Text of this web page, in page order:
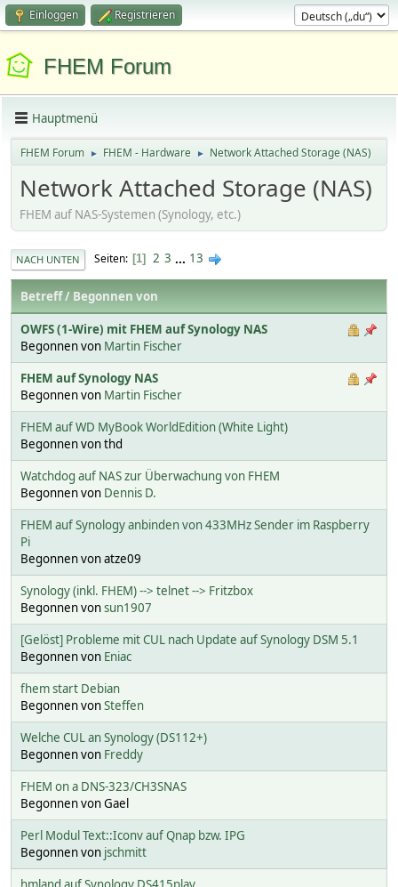
Einloggen Registrieren
FHEM Forum
Hauptmenü
FHEM Forum ► FHEM - Hardware ► Network Attached Storage (NAS)
Network Attached Storage (NAS)
FHEM auf NAS-Systemen (Synology, etc.)
NACH UNTEN Seiten 1 2 3 ... 13
Betreff/ Begonnen von
OWFS (1-Wire) mit FHEM auf Synology NAS
Begonnen von Martin Fischer
FHEM auf Synology NAS
Begonnen von Martin Fischer
FHEM auf WD MyBook WorldEdition (White Light)
Begonnen von thd
Watchdog auf NAS zur Überwachung von FHEM
Begonnen von Dennis D.
FHEM auf Synology anbinden von 433MHz Sender im Raspberry
Pi
Begonnen von atze09
Synology (inkl. FHEM) --> telnet --> Fritzbox
Begonnen vonsun1907
[Gelöst] Probleme mit CUL nach Update auf Synology DSM 5.1
Begonnen von Eniac
fhem start Debian
Begonnen vonSteffen
Welche CUL an Synology (DS112+)
Begonnen von Freddy
FHEM on a DNS-323/CH3SNAS
Begonnen von Gael
Perl Modul Text::Iconv auf Qnap bzw. IPG
Begonnen von jschmitt